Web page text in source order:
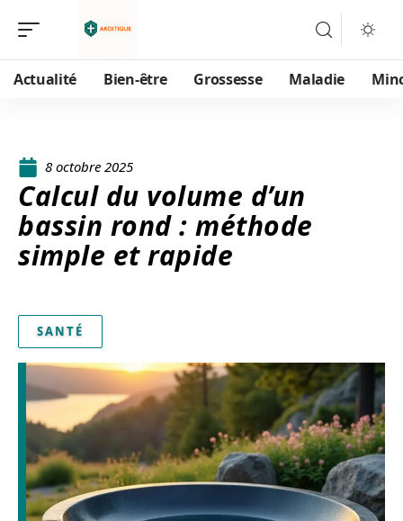
Actualité Bien-être Grossesse Maladie
8 octobre 2025
Calcul du volume d’un
bassin rond : méthode
simple et rapide
SANTÉ